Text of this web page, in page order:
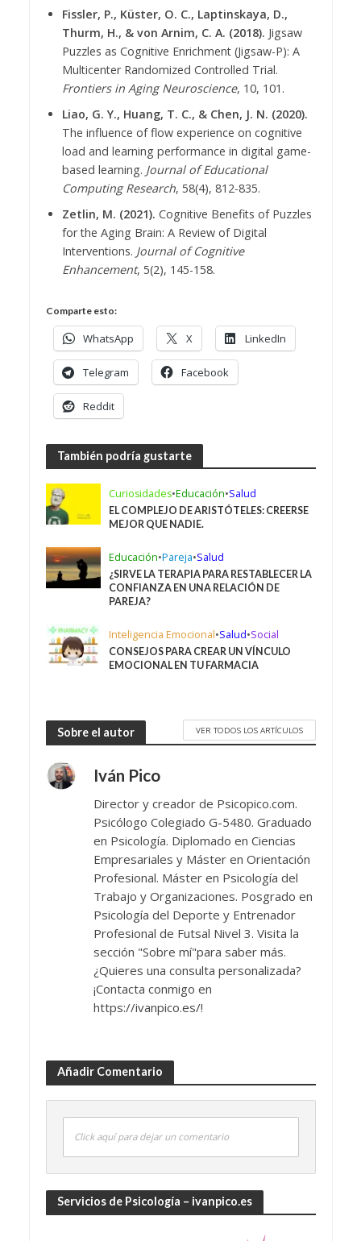
Fissler, P., Küster, O. C., Laptinskaya, D.,
Thurm, H., & von Arnim, C. A. (2018). Jigsaw
Puzzles as Cognitive Enrichment (Jigsaw-P): A
Multicenter Randomized Controlled Trial.
Frontiers in Aging Neuroscience, 10, 101.
Liao, G. Y., Huang, T. C., & Chen, J. N. (2020).
The influence of flow experience on cognitive
load and learning performance in digital game-
based learning. Journal of Educational
Computing Research, 58(4), 812-835.
Zetlin, M. (2021). Cognitive Benefits of Puzzles
for the Aging Brain: A Review of Digital
Interventions. Journal of Cognitive
Enhancement, 5(2), 145-158.
Comparte esto:
WhatsApp X LinkedIn
Telegram Facebook
Reddit
También podría gustarte
Curiosidades•Educación•Salud
EL COMPLEJO DE ARISTÓTELES: CREERSE
MEJOR QUE NADIE.
Educación•Pareja•Salud
¿SIRVE LA TERAPIA PARA RESTABLECER LA
CONFIANZA EN UNA RELACIÓN DE
PAREJA?
Inteligencia Emocional•Salud•Social
CONSEJOS PARA CREAR UN VÍNCULO
EMOCIONAL EN TU FARMACIA
Sobre el autor VER TODOS LOS ARTÍCULOS
Iván Pico
Director y creador de Psicopico.com.
Psicólogo Colegiado G-5480. Graduado
en Psicología. Diplomado en Ciencias
Empresariales y Máster en Orientación
Profesional. Máster en Psicología del
Trabajo y Organizaciones. Posgrado en
Psicología del Deporte y Entrenador
Profesional de Futsal Nivel 3. Visita la
sección "Sobre mí"para saber más.
¿Quieres una consulta personalizada?
¡Contacta conmigo en
https://ivanpico.es/!
Añadir Comentario
Click aquí para dejar un comentario
Servicios de Psicología – ivanpico.es